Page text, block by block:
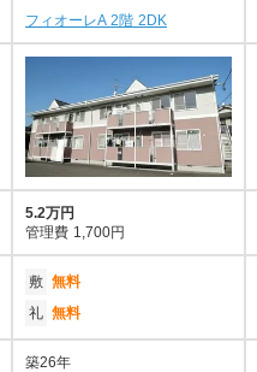
フィオーレA 2階 2DK
5.2万円
管理費 1,700円
敷 無料
礼 無料
築26年